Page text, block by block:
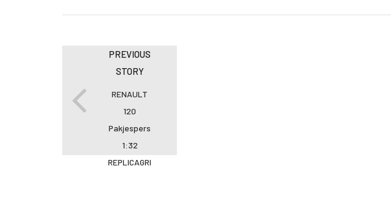
PREVIOUS
STORY
RENAULT
120
Pakjespers
1:32
REPLICAGRI